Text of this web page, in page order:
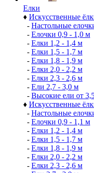
Елки
♦ Искусственные
- Настольные
- Елочки 0,9 - 1,0 м
- Елки 1,2 - 1,4 м
- Елки 1,5 - 1,7 м
- Елки 1,8 - 1,9 м
- Елки 2,0 - 2,2 м
- Елки 2,3 - 2,6 м
- Ели 2,7 - 3,0 м
- Высокие ели от
♦ Искусственные
- Настольные
- Елочки 0,9 - 1,1 м
- Елки 1,2 - 1,4 м
- Елки 1,5 - 1,7 м
- Елки 1,8 - 1,9 м
- Елки 2,0 - 2,2 м
- Елки 2,3 - 2,6 м